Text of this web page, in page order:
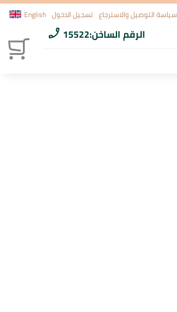
سياسة التوصيل والاسترجاع تسجيل الدخول English
الرقم الساخن:15522
phone_enabled